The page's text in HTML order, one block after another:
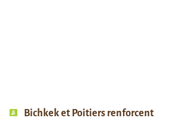
Bichkek et Poitiers renforcent